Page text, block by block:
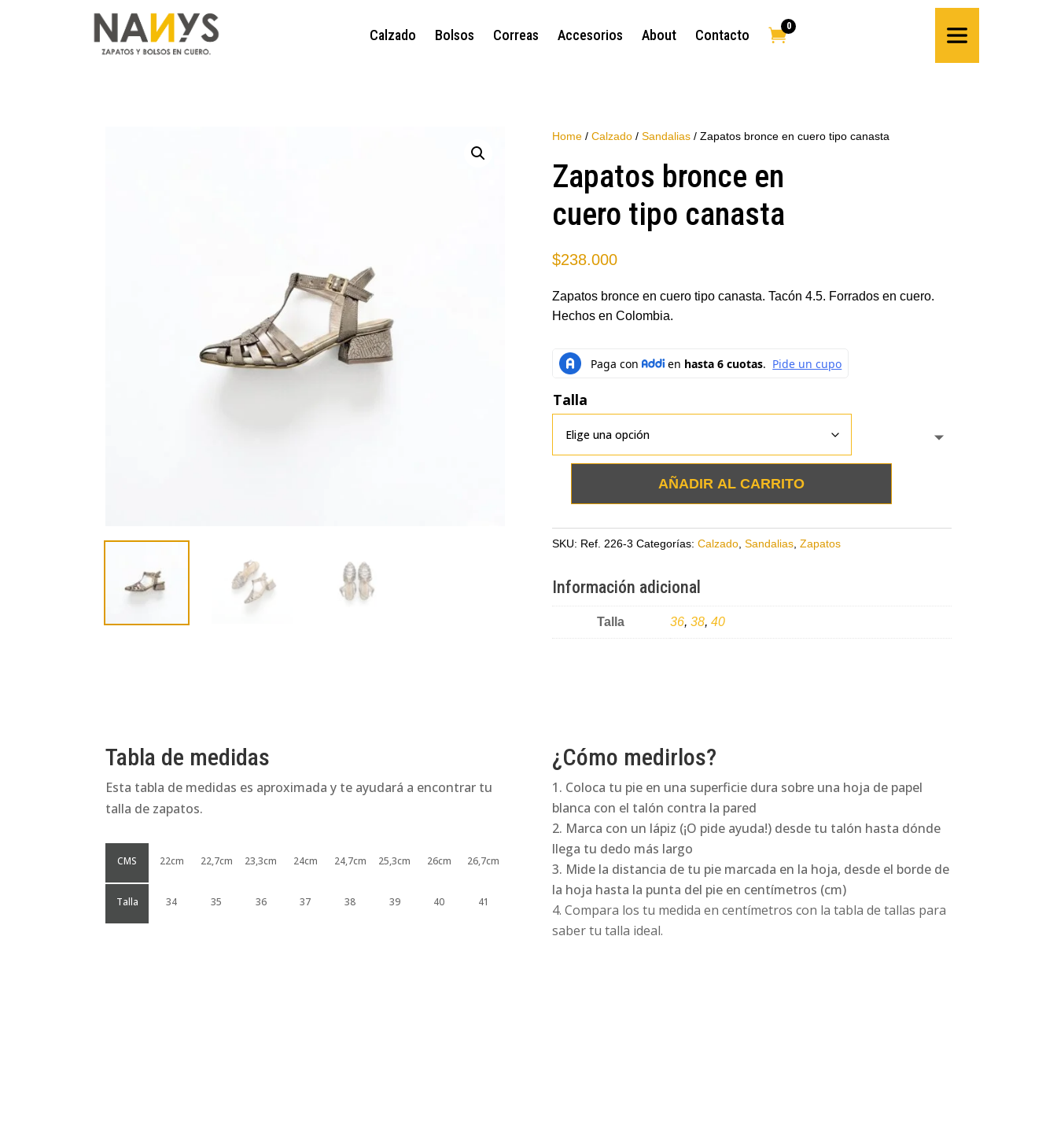
Calzado Bolsos Correas Accesorios About Contacto 
0
Home/ Calzado/ Sandalias/ Zapatos bronce en cuero tipo canasta
Zapatos bronce en
cuero tipo canasta
$238.000
Zapatos bronce en cuero tipo canasta. Tacón 4.5. Forrados en cuero.
Hechos en Colombia.
Talla
en
tipo
cantidad
AÑADIR AL CARRITO
SKU: Ref. 226-3 Categorías: Calzado, Sandalias, Zapatos
Información adicional
Talla 36, 38, 40
Tabla de medidas
Esta tabla de medidas es aproximada y te ayudará a encontrar tu
talla de zapatos.
CMS
Talla
22cm
34
22,7cm
35
23,3cm
36
24cm
37
24,7cm
38
25,3cm
39
26cm
40
26,7cm
41
¿Cómo medirlos?
Coloca tu pie en una superficie dura sobre una hoja de papel
blanca con el talón contra la pared
Marca con un lápiz (¡O pide ayuda!) desde tu talón hasta dónde
llega tu dedo más largo
Mide la distancia de tu pie marcada en la hoja, desde el borde de
la hoja hasta la punta del pie en centímetros (cm)
Compara los tu medida en centímetros con la tabla de tallas para
saber tu talla ideal.